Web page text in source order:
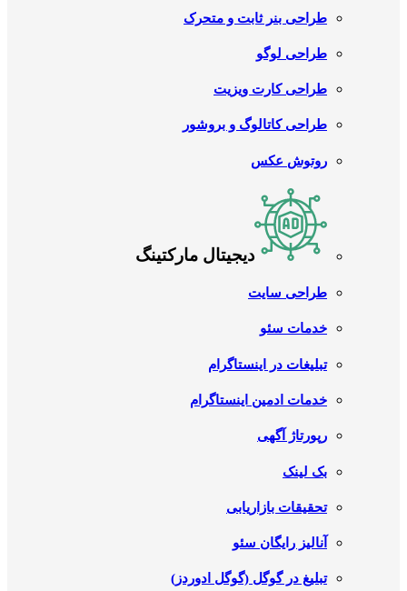
طراحی بنر ثابت و متحرک
طراحی لوگو
طراحی کارت ویزیت
طراحی کاتالوگ و بروشور
روتوش عکس
دیجیتال مارکتینگ
طراحی سایت
خدمات سئو
تبلیغات در اینستاگرام
خدمات ادمین اینستاگرام
رپورتاژ آگهی
بک لینک
تحقیقات بازاریابی
آنالیز رایگان سئو
تبلیغ در گوگل (گوگل ادوردز)